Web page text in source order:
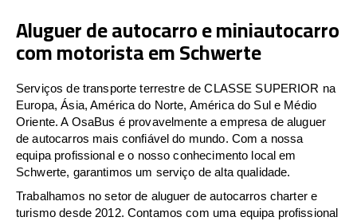
Aluguer de autocarro e miniautocarro
com motorista em Schwerte
Serviços de transporte terrestre de CLASSE SUPERIOR na
Europa, Ásia, América do Norte, América do Sul e Médio
Oriente. A OsaBus é provavelmente a empresa de aluguer
de autocarros mais confiável do mundo. Com a nossa
equipa profissional e o nosso conhecimento local em
Schwerte, garantimos um serviço de alta qualidade.
Trabalhamos no setor de aluguer de autocarros charter e
turismo desde 2012. Contamos com uma equipa profissional